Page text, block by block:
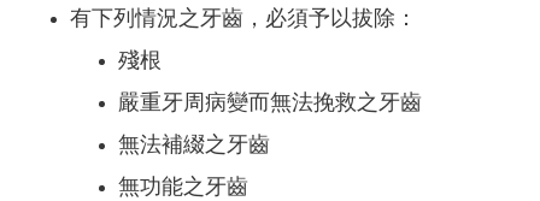
有下列情況之牙齒，必須予以拔除：
殘根
嚴重牙周病變而無法挽救之牙齒
無法補綴之牙齒
無功能之牙齒